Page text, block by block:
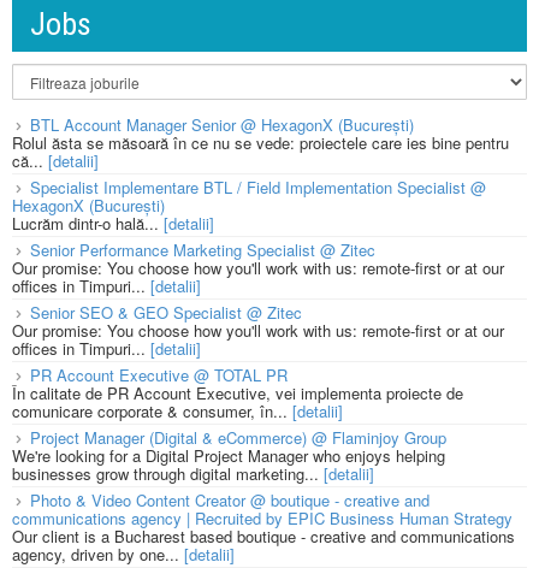
Jobs
BTL Account Manager Senior @ HexagonX (București)
Rolul ăsta se măsoară în ce nu se vede: proiectele care ies bine pentru
că... [detalii]
Specialist Implementare BTL / Field Implementation Specialist @
HexagonX (București)
Lucrăm dintr-o hală...[detalii]
Senior Performance Marketing Specialist @ Zitec
Our promise: You choose how you'll work with us: remote-first or at our
offices in Timpuri... [detalii]
Senior SEO & GEO Specialist @ Zitec
Our promise: You choose how you'll work with us: remote-first or at our
offices in Timpuri... [detalii]
PR Account Executive @ TOTAL PR
În calitate de PR Account Executive, vei implementa proiecte de
comunicare corporate & consumer, în... [detalii]
Project Manager (Digital & eCommerce) @ Flaminjoy Group
We're looking for a Digital Project Manager who enjoys helping
businesses grow through digital marketing... [detalii]
Photo & Video Content Creator @ boutique - creative and
communications agency | Recruited by EPIC Business Human Strategy
Our client is a Bucharest based boutique - creative and communications
agency, driven by one... [detalii]